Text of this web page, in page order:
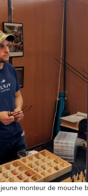
, jeune monteur de mouche